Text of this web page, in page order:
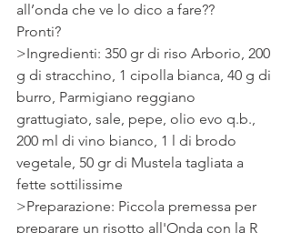
all’onda che ve lo dico a fare??
Pronti?
>Ingredienti: 350 gr di riso Arborio, 200
g di stracchino, 1 cipolla bianca, 40 g di
burro, Parmigiano reggiano
grattugiato, sale, pepe, olio evo q.b.,
200 ml di vino bianco, 1 l di brodo
vegetale, 50 gr di Mustela tagliata a
fette sottilissime
>Preparazione: Piccola premessa per
preparare un risotto all'Onda con la R